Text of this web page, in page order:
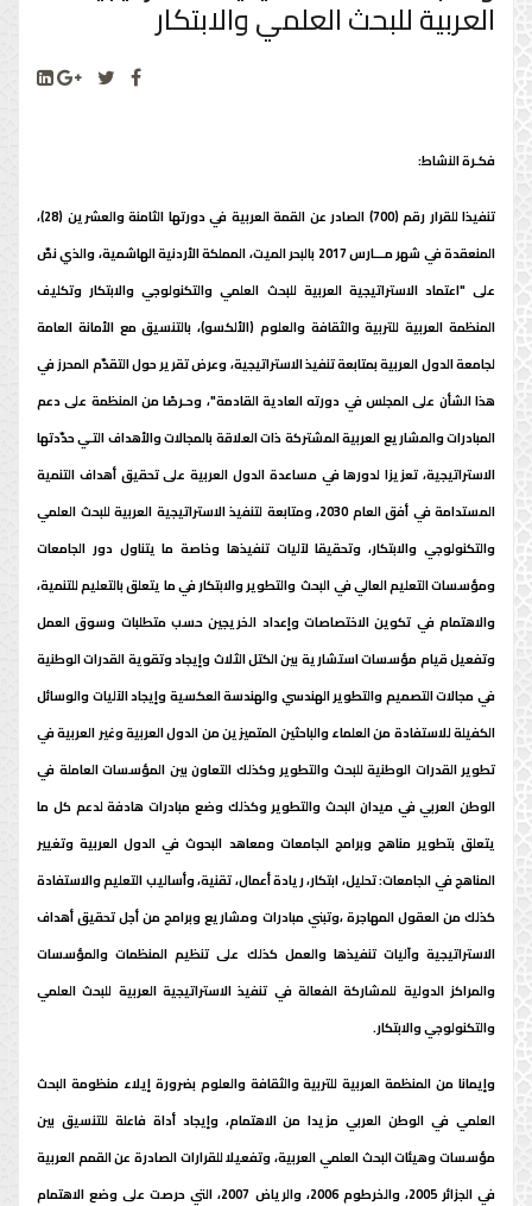
العربية للبحث العلمي والابتكار
فكـرة النشاط:
تنفيذا للقرار رقم (700) الصادر عن القمة العربية في دورتها الثامنة والعشرين (28)،
المنعقدة في شهر مـــارس 2017 بالبحر الميت، المملكة الأردنية الهاشمية، والذي نصّ
على "اعتماد الاستراتيجية العربية للبحث العلمي والتكنولوجي والابتكار وتكليف
المنظمة العربية للتربية والثقافة والعلوم (الألكسو)، بالتنسيق مع الأمانة العامة
لجامعة الدول العربية بمتابعة تنفيذ الاستراتيجية، وعرض تقرير حول التقدّم المحرز في
هذا الشأن على المجلس في دورته العادية القادمة"، وحـرصًا من المنظمة على دعم
المبادرات والمشاريع العربية المشتركة ذات العلاقة بالمجالات والأهداف التـي حدّدتها
الاستراتيجية، تعزيزا لدورها في مساعدة الدول العربية على تحقيق أهداف التنمية
المستدامة في أفق العام 2030، ومتابعة لتنفيذ الاستراتيجية العربية للبحث العلمي
والتكنولوجي والابتكار، وتحقيقا لآليات تنفيذها وخاصة ما يتناول دور الجامعات
ومؤسسات التعليم العالي في البحث والتطوير والابتكار في ما يتعلق بالتعليم للتنمية،
والاهتمام في تكوين الاختصاصات وإعداد الخريجين حسب متطلبات وسوق العمل
وتفعيل قيام مؤسسات استشارية بين الكتل الثلاث وإيجاد وتقوية القدرات الوطنية
في مجالات التصميم والتطوير الهندسي والهندسة العكسية وإيجاد الآليات والوسائل
الكفيلة للاستفادة من العلماء والباحثين المتميزين من الدول العربية وغير العربية في
تطوير القدرات الوطنية للبحث والتطوير وكذلك التعاون بين المؤسسات العاملة في
الوطن العربي في ميدان البحث والتطوير وكذلك وضع مبادرات هادفة لدعم كل ما
يتعلق بتطوير مناهج وبرامج الجامعات ومعاهد البحوث في الدول العربية وتغيير
المناهج في الجامعات: تحليل، ابتكار، ريادة أعمال، تقنية، وأساليب التعليم والاستفادة
كذلك من العقول المهاجرة ،وتبني مبادرات ومشاريع وبرامج من أجل تحقيق أهداف
الاستراتيجية وآليات تنفيذها والعمل كذلك على تنظيم المنظمات والمؤسسات
والمراكز الدولية للمشاركة الفعالة في تنفيذ الاستراتيجية العربية للبحث العلمي
والتكنولوجي والابتكار.
وإيمانا من المنظمة العربية للتربية والثقافة والعلوم بضرورة إيلاء منظومة البحث
العلمي في الوطن العربي مزيدا من الاهتمام، وإيجاد أداة فاعلة للتنسيق بين
مؤسسات وهيئات البحث العلمي العربية، وتفعيلا للقرارات الصادرة عن القمم العربية
في الجزائر 2005، والخرطوم 2006، والرياض 2007، التي حرصت على وضع الاهتمام